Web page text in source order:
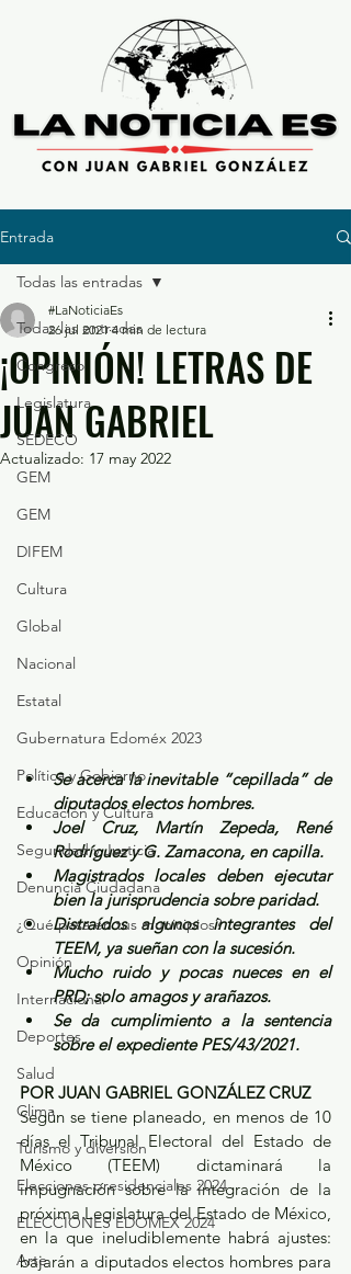
Entrada
Todas las entradas
Congreso
Legislatura
SEDECO
GEM
GEM
DIFEM
Cultura
Global
Nacional
Estatal
Gubernatura Edoméx 2023
Política y Gobierno
Educación y Cultura
Seguridad y Justicia
Denuncia Ciudadana
¿Qué pasa en tus municipios?
Opinión
Internacional
Deportes
Salud
Clima
Turismo y diversión
Elecciones presidenciales 2024
ELECCIONES EDOMEX 2024
Arte
Todas las entradas
¡OPINIÓN! LETRAS DE
JUAN GABRIEL
#LaNoticiaEs
26 jul 2021 4 min de lectura
Actualizado: 17 may 2022
Se acerca la inevitable “cepillada” de
diputados electos hombres.
Joel Cruz, Martín Zepeda, René
Rodríguez y G. Zamacona, en capilla.
Magistrados locales deben ejecutar
bien la jurisprudencia sobre paridad.
Distraídos algunos integrantes del
TEEM, ya sueñan con la sucesión.
Mucho ruido y pocas nueces en el
PRD; solo amagos y arañazos.
Se da cumplimiento a la sentencia
sobre el expediente PES/43/2021.
POR JUAN GABRIEL GONZÁLEZ CRUZ
Según se tiene planeado, en menos de 10
días el Tribunal Electoral del Estado de
México (TEEM) dictaminará la
impugnación sobre la integración de la
próxima Legislatura del Estado de México,
en la que ineludiblemente habrá ajustes:
bajarán a diputados electos hombres para